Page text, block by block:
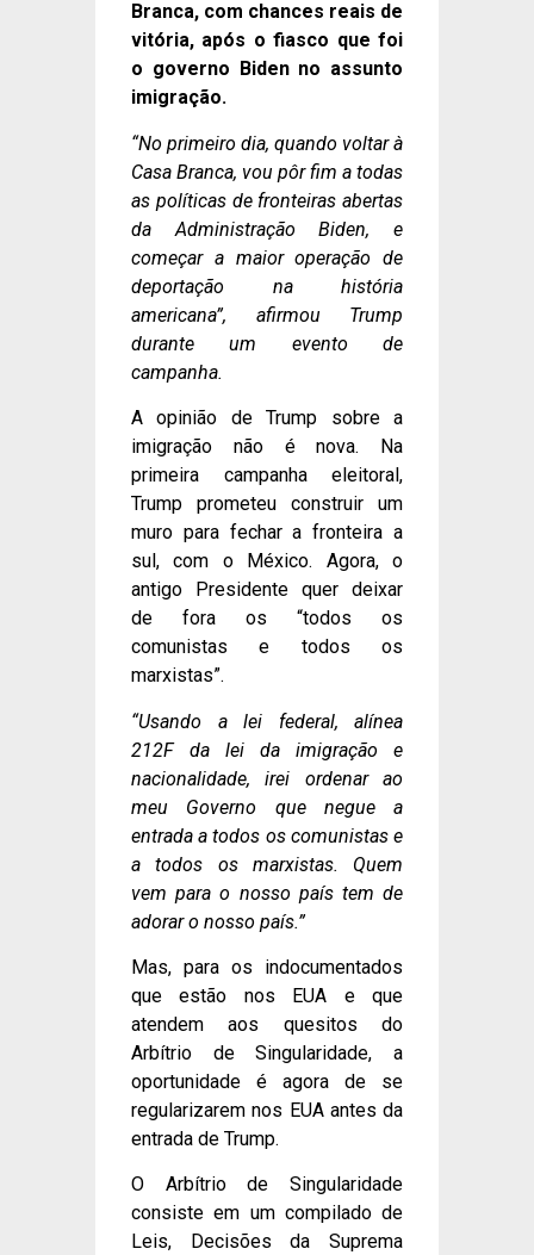
Branca, com chances reais de
vitória, após o fiasco que foi
o governo Biden no assunto
imigração.
“No primeiro dia, quando voltar à
Casa Branca, vou pôr fim a todas
as políticas de fronteiras abertas
da Administração Biden, e
começar a maior operação de
deportação na história
americana”, afirmou Trump
durante um evento de
campanha.
A opinião de Trump sobre a
imigração não é nova. Na
primeira campanha eleitoral,
Trump prometeu construir um
muro para fechar a fronteira a
sul, com o México. Agora, o
antigo Presidente quer deixar
de fora os “todos os
comunistas e todos os
marxistas”.
“Usando a lei federal, alínea
212F da lei da imigração e
nacionalidade, irei ordenar ao
meu Governo que negue a
entrada a todos os comunistas e
a todos os marxistas. Quem
vem para o nosso país tem de
adorar o nosso país.”
Mas, para os indocumentados
que estão nos EUA e que
atendem aos quesitos do
Arbítrio de Singularidade, a
oportunidade é agora de se
regularizarem nos EUA antes da
entrada de Trump.
O Arbítrio de Singularidade
consiste em um compilado de
Leis, Decisões da Suprema